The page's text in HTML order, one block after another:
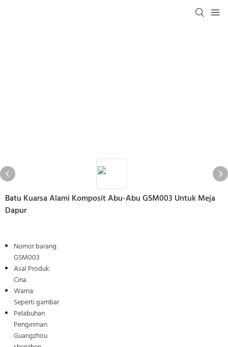
Batu Kuarsa Alami Komposit Abu-Abu GSM003 Untuk Meja
Dapur
Nomor barang:
GSM003
Asal Produk:
Cina
Warna:
Seperti gambar
Pelabuhan
Pengiriman:
Guangzhou